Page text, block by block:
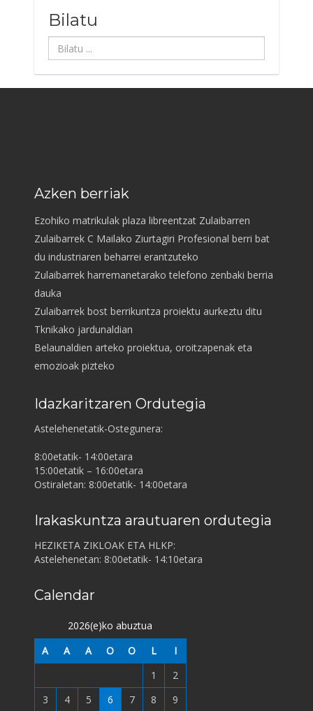
Bilatu
Bilatu
...
Azken berriak
Ezohiko matrikulak plaza libreentzat Zulaibarren
Zulaibarrek C Mailako Ziurtagiri Profesional berri bat
du industriaren beharrei erantzuteko
Zulaibarrek harremanetarako telefono zenbaki berria
dauka
Zulaibarrek bost berrikuntza proiektu aurkeztu ditu
Tknikako jardunaldian
Belaunaldien arteko proiektua, oroitzapenak eta
emozioak pizteko
Idazkaritzaren Ordutegia
Astelehenetatik-Ostegunera:
8:00etatik- 14:00etara
15:00etatik – 16:00etara
Ostiraletan: 8:00etatik- 14:00etara
Irakaskuntza arautuaren ordutegia
HEZIKETA ZIKLOAK ETA HLKP:
Astelehenetan: 8:00etatik- 14:10etara
Calendar
2026(e)ko abuztua
A
A A O O L
I
1
2
3
4 5 6 7 8 9